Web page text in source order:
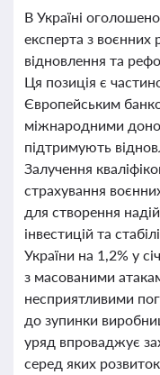
В Україні
експерта з воєнних
відновлення та
Ця позиція є
Європейським
міжнародними
підтримують
Залучення
страхування
для створення
інвестицій та
України на 1,2% у
з масованими
несприятливими
до зупинки
уряд впроваджує
серед яких